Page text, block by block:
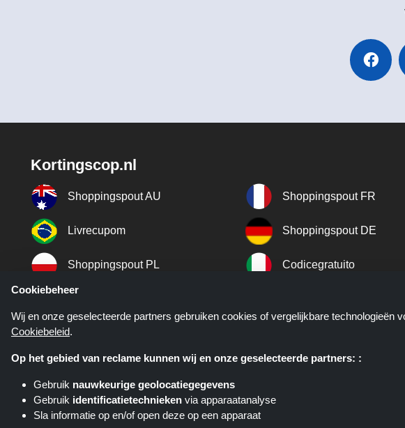
Kortingscop.nl
Shoppingspout AU Shoppingspout FR
Livrecupom Shoppingspout DE
Shoppingspout PL Codicegratuito
Shoppingspout SE
Kortingscop.nl is een website die u deals, kortingen
Cookiebeheer
Wij en onze geselecteerde partners gebruiken cookies of vergelijkbare
Cookiebeleid.
Op het gebied van reclame kunnen wij en onze geselecteerde partners: :
Gebruik nauwkeurige geolocatiegegevens
Gebruik identificatietechnieken via apparaatanalyse
Sla informatie op en/of open deze op een apparaat